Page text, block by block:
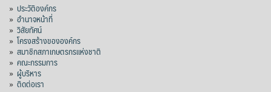
» ประวัติองค์กร
» อำนาจหน้าที่
» วิสัยทัศน์
» โครงสร้างขององค์กร
» สมาชิกสภาเกษตรกรแห่งชาติ
» คณะกรรมการ
» ผู้บริหาร
» ติดต่อเรา